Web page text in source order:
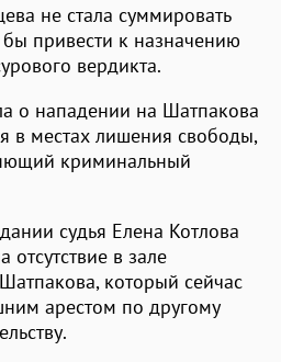
не стала суммировать
привести к назначению
вердикта.
о нападении на Шатпакова
в местах лишения свободы,
криминальный
судья Елена Котлова
в зале
который сейчас
арестом по другому